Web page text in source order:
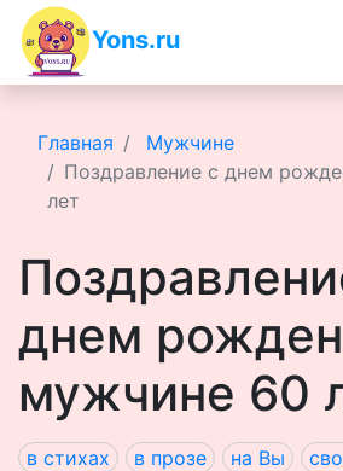
Yons.ru
Главная
Мужчине
Поздравление с днем
лет
днем
мужчине 60
в стихах в прозе на Вы